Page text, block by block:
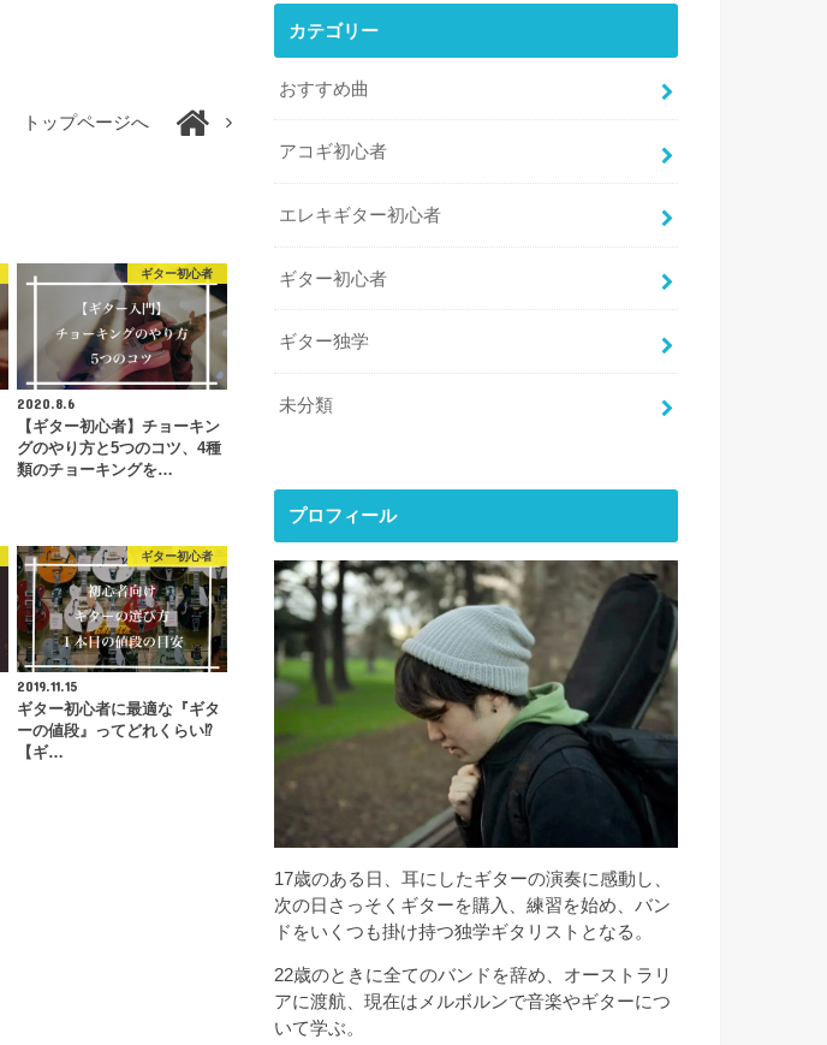
トップページへ
ギター初心者
2020.8.6
【ギター初心者】チョーキン
グのやり方と5つのコツ、4種
類のチョーキングを…
ギター初心者
2019.11.15
ギター初心者に最適な『ギタ
ーの値段』ってどれくらい⁉︎
【ギ…
カテゴリー
おすすめ曲
アコギ初心者
エレキギター初心者
ギター初心者
ギター独学
未分類
プロフィール
17歳のある日、耳にしたギターの演奏に感動し、
次の日さっそくギターを購入、練習を始め、バン
ドをいくつも掛け持つ独学ギタリストとなる。
22歳のときに全てのバンドを辞め、オーストラリ
アに渡航、現在はメルボルンで音楽やギターにつ
いて学ぶ。